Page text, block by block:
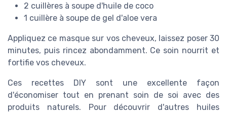
2 cuillères à soupe d'huile de coco
1 cuillère à soupe de gel d'aloe vera
Appliquez ce masque sur vos cheveux, laissez poser 30
minutes, puis rincez abondamment. Ce soin nourrit et
fortifie vos cheveux.
Ces recettes DIY sont une excellente façon
d'économiser tout en prenant soin de soi avec des
produits naturels. Pour découvrir d'autres huiles